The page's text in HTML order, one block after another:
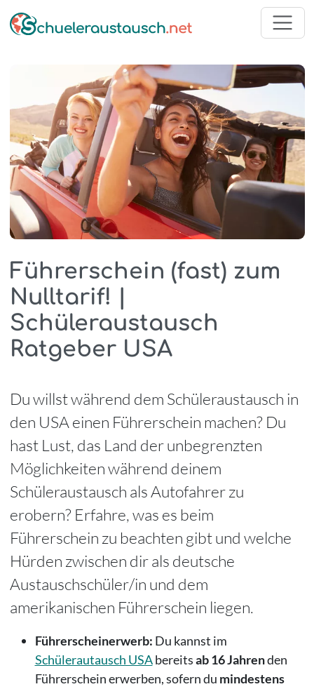
Führerschein (fast) zum
Nulltarif! |
Schüleraustausch
Ratgeber USA
Du willst während dem Schüleraustausch in
den USA einen Führerschein machen? Du
hast Lust, das Land der unbegrenzten
Möglichkeiten während deinem
Schüleraustausch als Autofahrer zu
erobern? Erfahre, was es beim
Führerschein zu beachten gibt und welche
Hürden zwischen dir als deutsche
Austauschschüler/in und dem
amerikanischen Führerschein liegen.
Führerscheinerwerb: Du kannst im
Schülerautausch USAbereitsab 16 Jahrenden
Führerschein erwerben, sofern du mindestens